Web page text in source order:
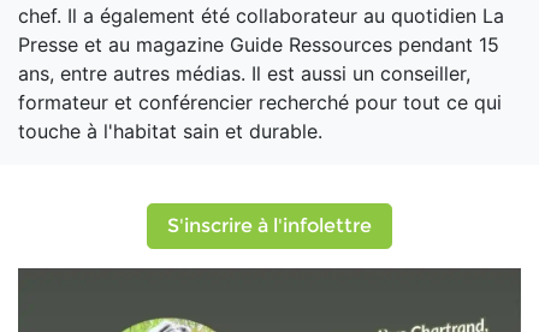
chef. Il a également été collaborateur au quotidien La
Presse et au magazine Guide Ressources pendant 15
ans, entre autres médias. Il est aussi un conseiller,
formateur et conférencier recherché pour tout ce qui
touche à l'habitat sain et durable.
S'inscrire à l'infolettre